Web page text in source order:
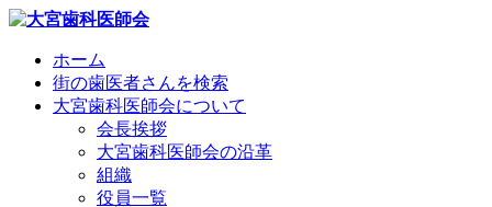
ホーム
街の歯医者さんを検索
大宮歯科医師会について
会長挨拶
大宮歯科医師会の沿革
組織
役員一覧